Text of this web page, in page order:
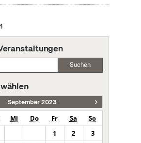
Suchen
September 2023
Mi Do Fr Sa
So
1
2
3